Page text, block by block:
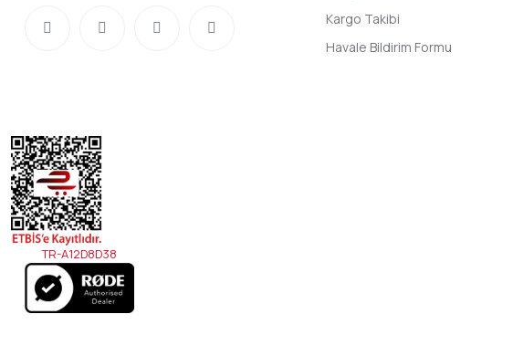
Kargo Takibi
Havale Bildirim Formu
TR-A12D8D38